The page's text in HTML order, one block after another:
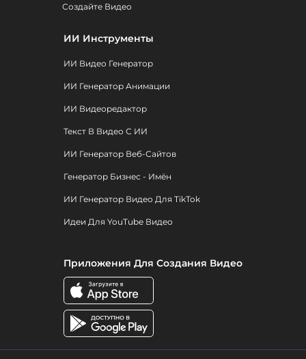
Создайте Видео
ИИ Инструменты
ИИ Видео Генератор
ИИ Генератор Анимации
ИИ Видеоредактор
Текст В Видео С ИИ
ИИ Генератор Веб-Сайтов
Генератор Бизнес - Имён
ИИ Генератор Видео Для TikTok
Идеи Для YouTube Видео
Приложения Для Создания Видео